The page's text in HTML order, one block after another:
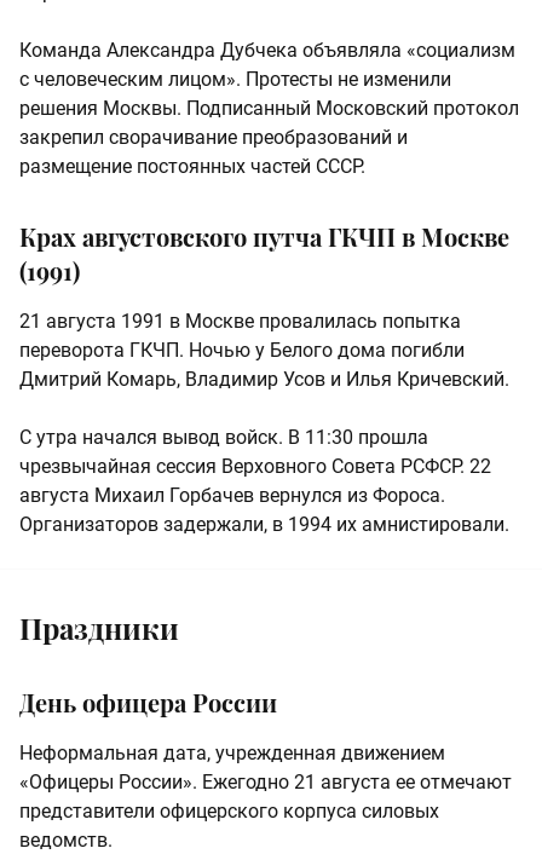
Команда Александра Дубчека объявляла «социализм
с человеческим лицом». Протесты не изменили
решения Москвы. Подписанный Московский протокол
закрепил сворачивание преобразований и
размещение постоянных частей СССР.
Крах августовского путча ГКЧП в Москве
(1991)
21 августа 1991 в Москве провалилась попытка
переворота ГКЧП. Ночью у Белого дома погибли
Дмитрий Комарь, Владимир Усов и Илья Кричевский.
С утра начался вывод войск. В 11:30 прошла
чрезвычайная сессия Верховного Совета РСФСР. 22
августа Михаил Горбачев вернулся из Фороса.
Организаторов задержали, в 1994 их амнистировали.
Праздники
День офицера России
Неформальная дата, учрежденная движением
«Офицеры России». Ежегодно 21 августа ее отмечают
представители офицерского корпуса силовых
ведомств.